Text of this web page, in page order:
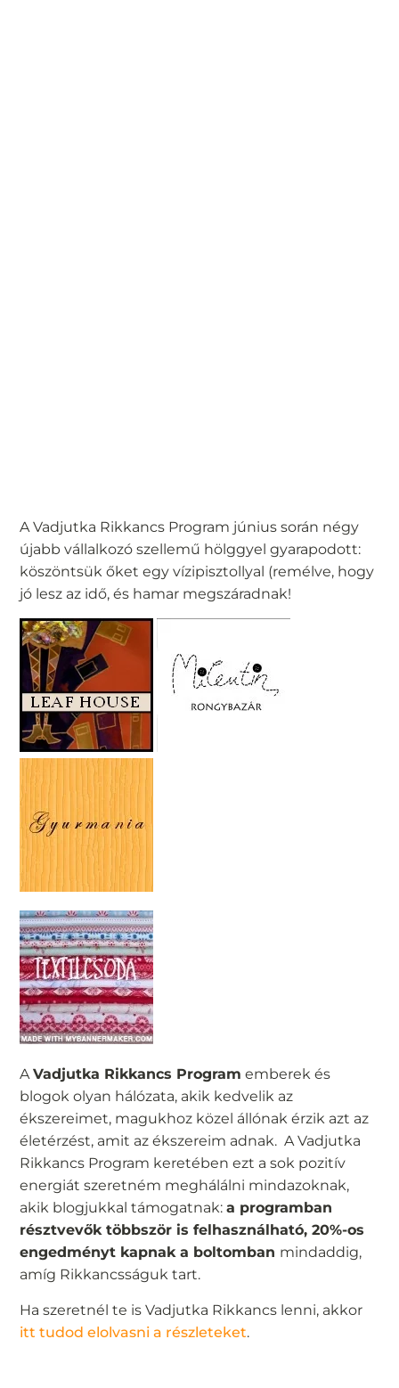
A Vadjutka Rikkancs Program június során négy
újabb vállalkozó szellemű hölggyel gyarapodott:
köszöntsük őket egy vízipisztollyal (remélve, hogy
jó lesz az idő, és hamar megszáradnak!
AVadjutka Rikkancs Program emberek és
blogok olyan hálózata, akik kedvelik az
ékszereimet, magukhoz közel állónak érzik azt az
életérzést, amit az ékszereim adnak. A Vadjutka
Rikkancs Program keretében ezt a sok pozitív
energiát szeretném meghálálni mindazoknak,
akik blogjukkal támogatnak:a programban
résztvevők többször is felhasználható, 20%-os
engedményt kapnak a boltomban mindaddig,
amíg Rikkancsságuk tart.
Ha szeretnél te is Vadjutka Rikkancs lenni, akkor
itt tudod elolvasni a részleteket.